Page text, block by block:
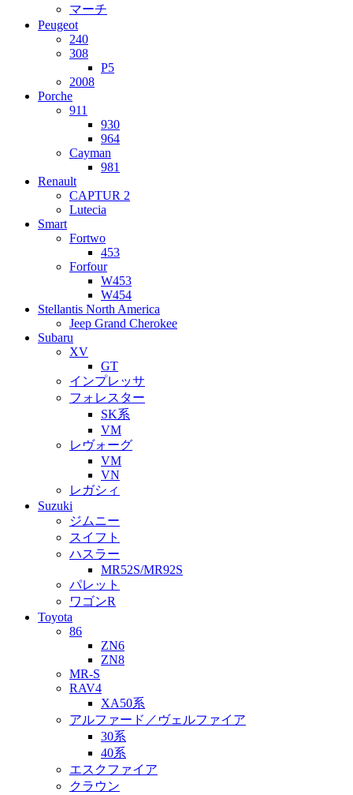
マーチ
Peugeot
240
308
P5
2008
Porche
911
930
964
Cayman
981
Renault
CAPTUR 2
Lutecia
Smart
Fortwo
453
Forfour
W453
W454
Stellantis North America
Jeep Grand Cherokee
Subaru
XV
GT
インプレッサ
フォレスター
SK系
VM
レヴォーグ
VM
VN
レガシィ
Suzuki
ジムニー
スイフト
ハスラー
MR52S/MR92S
パレット
ワゴンR
Toyota
86
ZN6
ZN8
MR-S
RAV4
XA50系
アルファード／ヴェルファイア
30系
40系
エスクファイア
クラウン